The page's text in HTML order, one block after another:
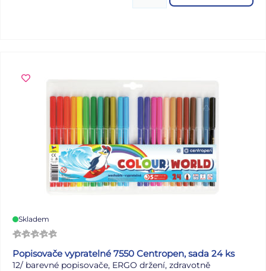
Skladem
Popisovače vypratelné 7550 Centropen, sada 24 ks
12/ barevné popisovače, ERGO držení, zdravotně